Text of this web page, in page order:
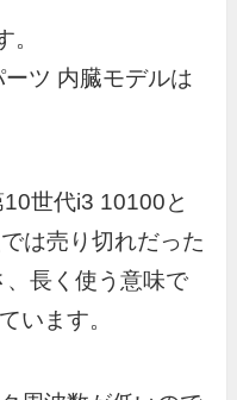
。
ツ 内臓モデルは
世代i3 10100と
は売り切れだった
長く使う意味で
います。